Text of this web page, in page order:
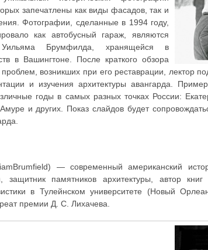
запечатлены как виды фасадов, так и
Фотографии, сделанные в 1994 году,
как автобусный гараж, являются
Брумфилда, хранящейся в
в Вашингтоне. После краткого обзора
возникших при его реставрации, лектор
и изучения архитектуры авангарда.
годы в самых разных точках России:
и других. Показ слайдов будет
— современный американский
защитник памятников архитектуры, автор
в Тулейнском университете (Новый
премии Д. С. Лихачева.